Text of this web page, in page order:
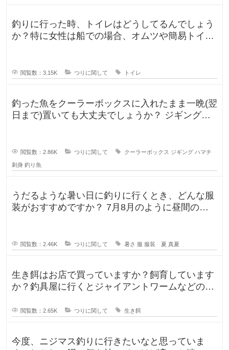
釣りに行った時、トイレはどうしてるんでしょう
か？特に女性は船での場合、オムツや簡易トイレ
閲覧数：3.15K つりに関して トイレ
釣った魚をクーラーボックスに入れたまま一晩(翌
日まで)置いても大丈夫でしょうか？ ジギングに
閲覧数：2.86K つりに関して クーラーボックス ジギング ハマチ
刺身 釣り魚
うだるような暑い日に釣りに行くとき、どんな服
装がおすすめですか？ 7月8月のように昼間の気
閲覧数：2.46K つりに関して 暑さ 服 服装 夏 真夏
生き餌はお店で買っていますか？飼育しています
か？釣具屋に行くとジャイアントワームなどの生
閲覧数：2.65K つりに関して 生き餌
今度、ニジマス釣りに行きたいなと思っていま